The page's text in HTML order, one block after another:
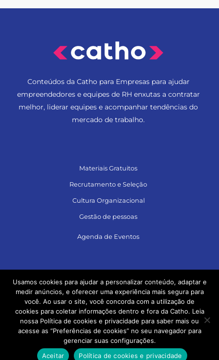
Conteúdos da Catho para Empresas para ajudar
empreendedores e equipes de RH enxutas a contratar
melhor, liderar equipes e acompanhar tendências do
mercado de trabalho.
Materiais Gratuitos
Recrutamento e Seleção
Cultura Organizacional
Gestão de pessoas
Agenda de Eventos
Usamos cookies para ajudar a personalizar conteúdo, adaptar e
medir anúncios, e oferecer uma experiência mais segura para
você. Ao usar o site, você concorda com a utilização de
cookies para coletar informações dentro e fora da Catho. Leia
nossa Política de cookies e privacidade para saber mais ou
acesse as “Preferências de cookies” no seu navegador para
gerenciar suas configurações.
Aceitar
Política de cookies e privacidade